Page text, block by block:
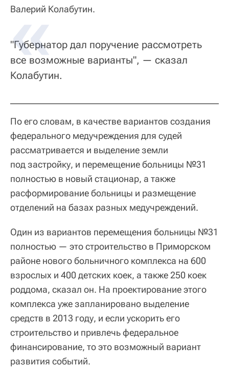
Валерий Колабутин.
"Губернатор дал поручение рассмотреть
все возможные варианты", — сказал
Колабутин.
По его словам, в качестве вариантов создания
федерального медучреждения для судей
рассматривается и выделение земли
под застройку, и перемещение больницы №31
полностью в новый стационар, а также
расформирование больницы и размещение
отделений на базах разных медучреждений.
Один из вариантов перемещения больницы №31
полностью — это строительство в Приморском
районе нового больничного комплекса на 600
взрослых и 400 детских коек, а также 250 коек
роддома, сказал он. На проектирование этого
комплекса уже запланировано выделение
средств в 2013 году, и если ускорить его
строительство и привлечь федеральное
финансирование, то это возможный вариант
развития событий.